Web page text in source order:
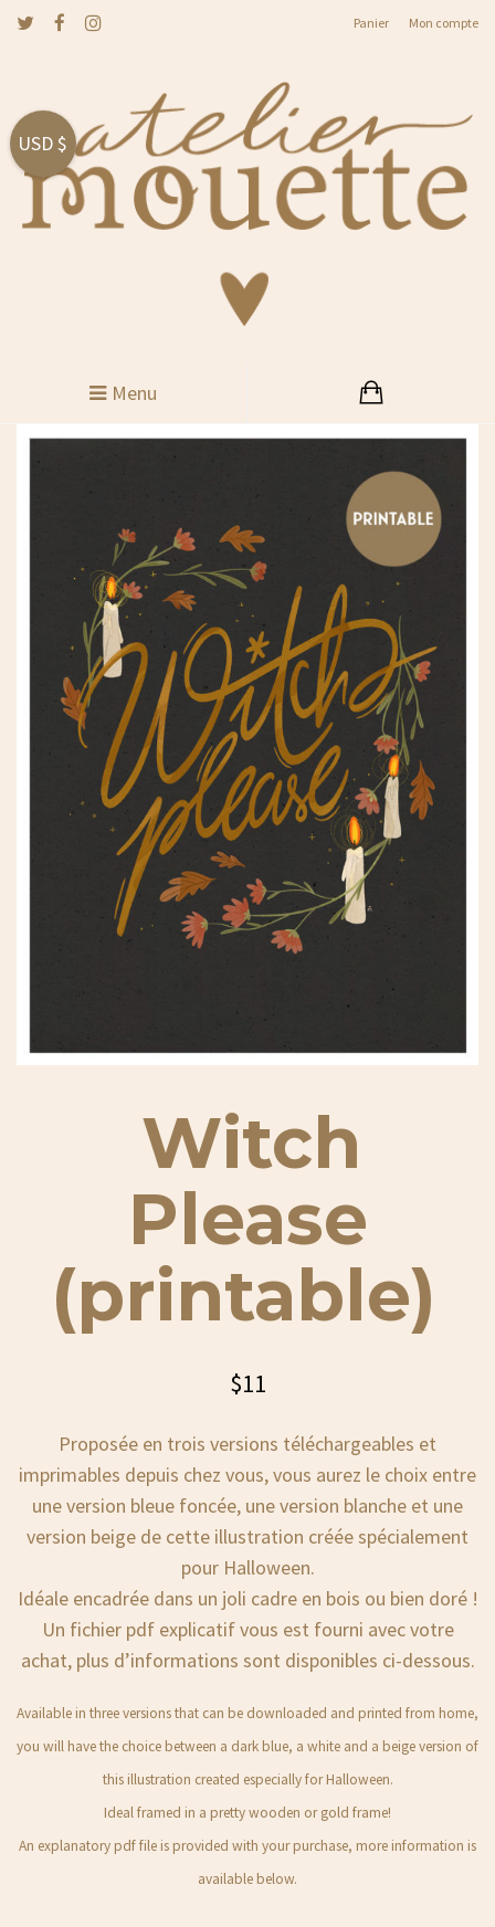
Mon compte
Panier
Menu
Witch
Please
(printable)
$11
Proposée en trois versions téléchargeables et
imprimables depuis chez vous, vous aurez le choix entre
une version bleue foncée, une version blanche et une
version beige de cette illustration créée spécialement
pour Halloween.
Idéale encadrée dans un joli cadre en bois ou bien doré !
Un fichier pdf explicatif vous est fourni avec votre
achat, plus d’informations sont disponibles ci-dessous.
Available in three versions that can be downloaded and printed from home,
you will have the choice between a dark blue, a white and a beige version of
this illustration created especially for Halloween.
Ideal framed in a pretty wooden or gold frame!
An explanatory pdf file is provided with your purchase, more information is
available below.
USD $